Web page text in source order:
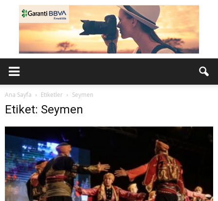
Ana Sayfa Etiketler Seymen
Etiket: Seymen